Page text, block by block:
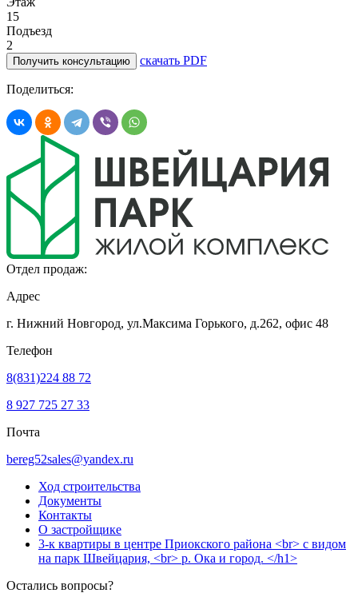
15
Подъезд
2
Получить консультацию скачать PDF
Поделиться:
Отдел продаж:
Адрес
г. Нижний Новгород, ул.Максима Горького, д.262, офис 48
Телефон
8(831)224 88 72
8 927 725 27 33
Почта
bereg52sales@yandex.ru
Ход строительства
Документы
Контакты
О застройщике
3-к квартиры в центре Приокского района <br> с видом
на парк Швейцария, <br> р. Ока и город. </h1>
Остались вопросы?